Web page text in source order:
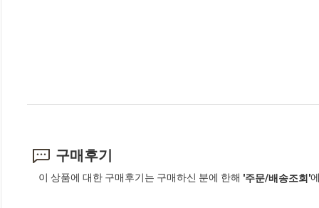
구매후기
이 상품에 대한 구매후기는 구매하신 분에 한해 '주문/배송조회'